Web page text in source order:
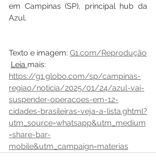
em Campinas (SP), principal hub da
Azul.
Texto e imagem: G1.com/Reprodução
Leia mais:
https://g1.globo.com/sp/campinas-
regiao/noticia/2025/01/24/azul-vai-
suspender-operacoes-em-12-
cidades-brasileiras-veja-a-lista.ghtml?
utm_source=whatsapp&utm_medium
=share-bar-
mobile&utm_campaign=materias